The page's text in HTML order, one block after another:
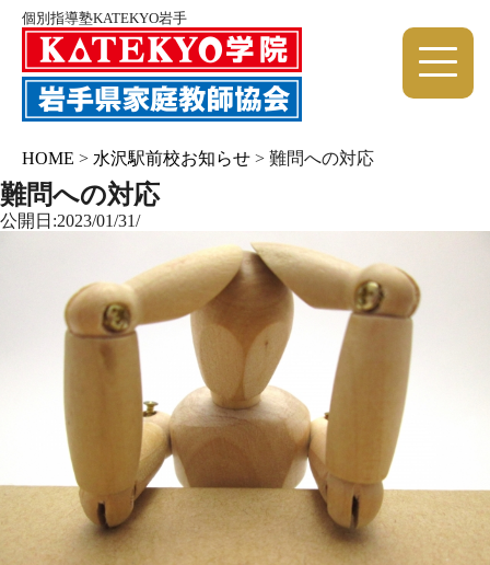
個別指導塾KATEKYO岩手
HOME > 水沢駅前校お知らせ > 難問への対応
難問への対応
公開日:2023/01/31/